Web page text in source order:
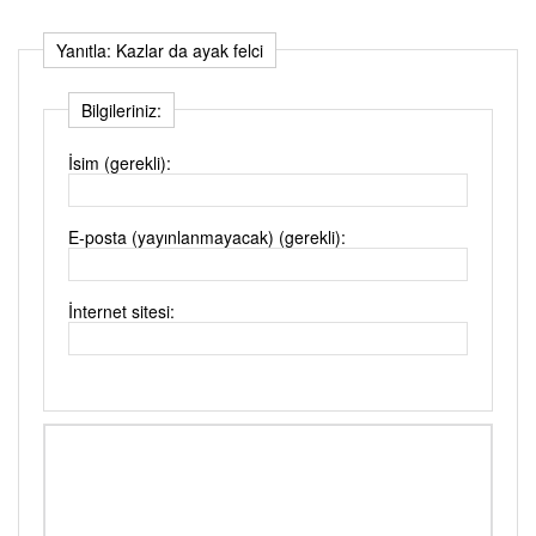
Yanıtla: Kazlar da ayak felci
Bilgileriniz:
İsim (gerekli):
E-posta (yayınlanmayacak) (gerekli):
İnternet sitesi: